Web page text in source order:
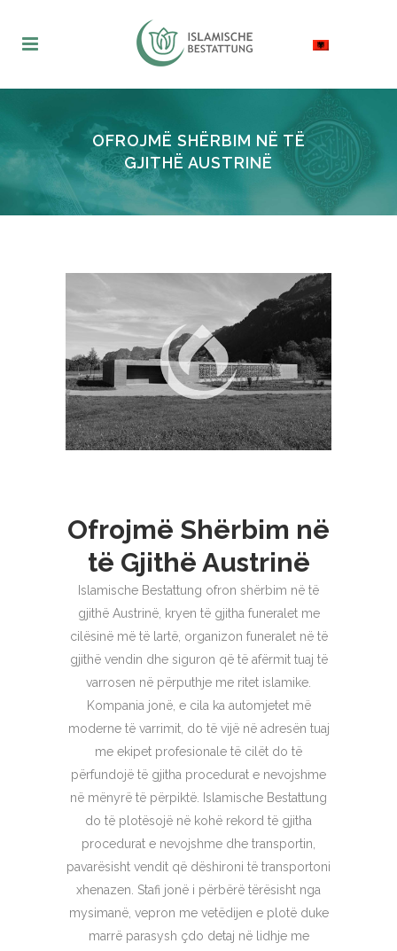
OFROJMË SHËRBIM NË TË
GJITHË AUSTRINË
Ofrojmë Shërbim në
të Gjithë Austrinë
Islamische Bestattung ofron shërbim në të
gjithë Austrinë, kryen të gjitha funeralet me
cilësinë më të lartë, organizon funeralet në të
gjithë vendin dhe siguron që të afërmit tuaj të
varrosen në përputhje me ritet islamike.
Kompania jonë, e cila ka automjetet më
moderne të varrimit, do të vijë në adresën tuaj
me ekipet profesionale të cilët do të
përfundojë të gjitha procedurat e nevojshme
në mënyrë të përpiktë. Islamische Bestattung
do të plotësojë në kohë rekord të gjitha
procedurat e nevojshme dhe transportin,
pavarësisht vendit që dëshironi të transportoni
xhenazen. Stafi jonë i përbërë tërësisht nga
mysimanë, vepron me vetëdijen e plotë duke
marrë parasysh çdo detaj në lidhje me